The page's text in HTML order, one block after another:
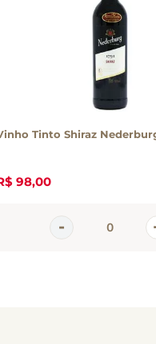
Tinto Shiraz
98,00